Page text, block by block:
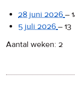
28 juni 2026 –
5 juli 2026 – 13
Aantal weken: 2